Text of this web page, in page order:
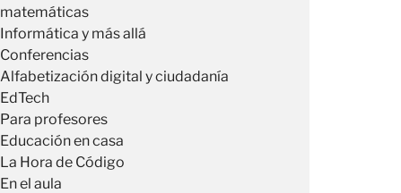
matemáticas
Informática y más allá
Conferencias
Alfabetización digital y ciudadanía
EdTech
Para profesores
Educación en casa
La Hora de Código
En el aula